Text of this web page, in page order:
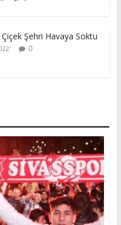
Şehri Havaya Soktu
0